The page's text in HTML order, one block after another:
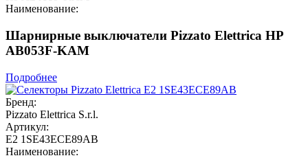
Наименование:
Шарнирные выключатели Pizzato Elettrica HP
AB053F-KAM
Подробнее
Бренд:
Pizzato Elettrica S.r.l.
Артикул:
E2 1SE43ECE89AB
Наименование: